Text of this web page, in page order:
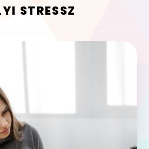
STRESSZ